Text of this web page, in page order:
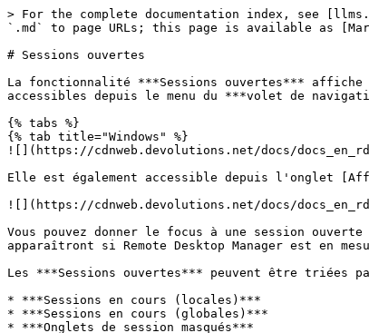
> For the complete documentation index, see
`.md` to page URLs; this page is available as
# Sessions ouvertes
La fonctionnalité ***Sessions ouvertes*** affiche
accessibles depuis le menu du ***volet de
{% tabs %}
{% tab title="Windows" %}
![](https://cdnweb.devolutions.net/docs/
Elle est également accessible depuis l'onglet
![](https://cdnweb.devolutions.net/docs/
Vous pouvez donner le focus à une session
apparaîtront si Remote Desktop Manager est en
Les ***Sessions ouvertes*** peuvent être triées
* ***Sessions en cours (locales)***
* ***Sessions en cours (globales)***
* ***Onglets de session masqués***